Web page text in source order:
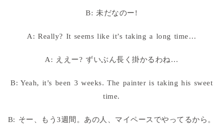
B: 未だなのー!
A: Really? It seems like it’s taking a long time…
A: ええー? ずいぶん長く掛かるわね…
B: Yeah, it’s been 3 weeks. The painter is taking his sweet
time.
B: そー、もう3週間。あの人、マイペースでやってるから。